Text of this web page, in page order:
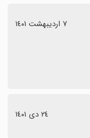
٧ اردیبهشت ١٤٠١
٢٤ دی ١٤٠١